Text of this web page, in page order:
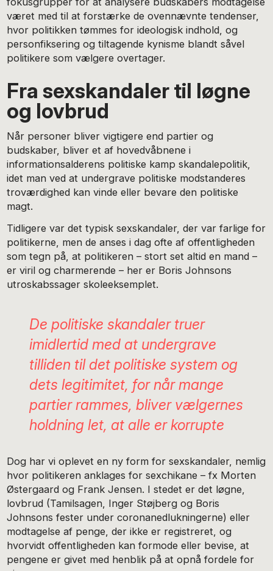
været med til at forstærke de ovennævnte tendenser,
hvor politikken tømmes for ideologisk indhold, og
personfiksering og tiltagende kynisme blandt såvel
politikere som vælgere overtager.
Fra sexskandaler til løgne
og lovbrud
Når personer bliver vigtigere end partier og
budskaber, bliver et af hovedvåbnene i
informationsalderens politiske kamp skandalepolitik,
idet man ved at undergrave politiske modstanderes
troværdighed kan vinde eller bevare den politiske
magt.
Tidligere var det typisk sexskandaler, der var farlige for
politikerne, men de anses i dag ofte af offentligheden
som tegn på, at politikeren – stort set altid en mand –
er viril og charmerende – her er Boris Johnsons
utroskabssager skoleeksemplet.
De politiske skandaler truer
imidlertid med at undergrave
tilliden til det politiske system og
dets legitimitet, for når mange
partier rammes, bliver vælgernes
holdning let, at alle er korrupte
Dog har vi oplevet en ny form for sexskandaler, nemlig
hvor politikeren anklages for sexchikane – fx Morten
Østergaard og Frank Jensen. I stedet er det løgne,
lovbrud (Tamilsagen, Inger Støjberg og Boris
Johnsons fester under coronanedlukningerne) eller
modtagelse af penge, der ikke er registreret, og
hvorvidt offentligheden kan formode eller bevise, at
pengene er givet med henblik på at opnå fordele for